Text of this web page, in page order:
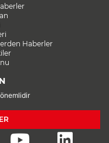
Haberler